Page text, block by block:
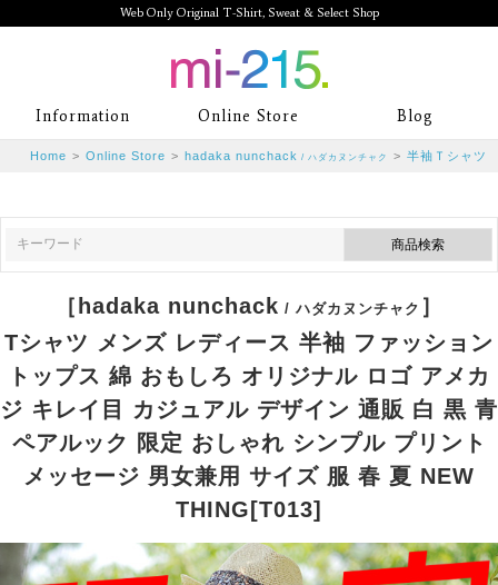
Web Only Original T-Shirt, Sweat & Select Shop
mi-215. Web Only Original T-Shirt,
Sweat & Select Shop mi-215. Tシャ
ランド専門通販
Information Online Store Blog
Home > Online Store > hadaka nunchack / ハダカヌンチャク > 半袖Ｔシャツ
［hadaka nunchack / ハダカヌンチャク ］
Tシャツ メンズ レディース 半袖 ファッション
トップス 綿 おもしろ オリジナル ロゴ アメカ
ジ キレイ目 カジュアル デザイン 通販 白 黒 青
ペアルック 限定 おしゃれ シンプル プリント
メッセージ 男女兼用 サイズ 服 春 夏 NEW
THING[T013]